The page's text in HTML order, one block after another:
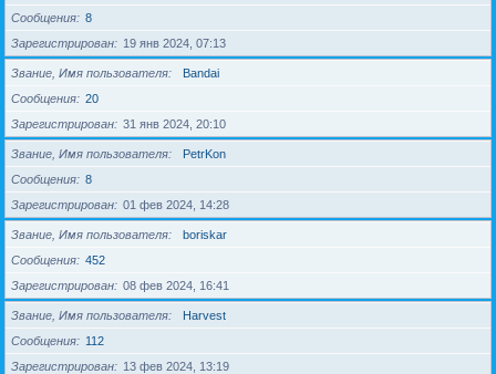
Сообщения
8
Зарегистрирован
19 янв 2024, 07:13
Звание, Имя пользователя
Bandai
Сообщения
20
Зарегистрирован
31 янв 2024, 20:10
Звание, Имя пользователя
PetrKon
Сообщения
8
Зарегистрирован
01 фев 2024, 14:28
Звание, Имя пользователя
boriskar
Сообщения
452
Зарегистрирован
08 фев 2024, 16:41
Звание, Имя пользователя
Harvest
Сообщения
112
Зарегистрирован
13 фев 2024, 13:19